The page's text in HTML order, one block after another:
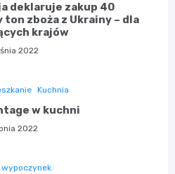
deklaruje zakup 40
ton zboża z Ukrainy – dla
krajów
2022
Kuchnia
w kuchni
2022
wypoczynek